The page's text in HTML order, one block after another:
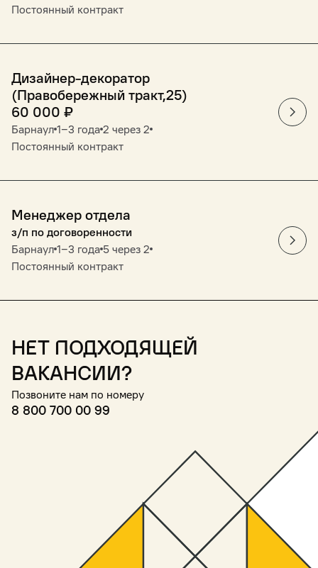
Постоянный контракт
Дизайнер-декоратор
(Правобережный тракт,25)
60 000 ₽
Барнаул 1‒3 года 2 через 2
Постоянный контракт
Менеджер отдела
з/п по договоренности
Барнаул 1‒3 года 5 через 2
Постоянный контракт
Нет подходящей
вакансии?
Позвоните нам по номеру
8 800 700 00 99